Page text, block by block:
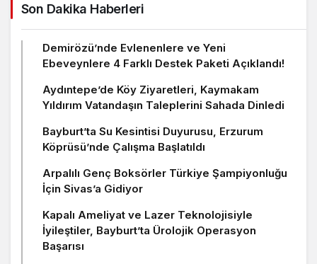
Son Dakika Haberleri
Demirözü’nde Evlenenlere ve Yeni
Ebeveynlere 4 Farklı Destek Paketi Açıklandı!
Aydıntepe’de Köy Ziyaretleri, Kaymakam
Yıldırım Vatandaşın Taleplerini Sahada Dinledi
Bayburt’ta Su Kesintisi Duyurusu, Erzurum
Köprüsü’nde Çalışma Başlatıldı
Arpalılı Genç Boksörler Türkiye Şampiyonluğu
İçin Sivas’a Gidiyor
Kapalı Ameliyat ve Lazer Teknolojisiyle
İyileştiler, Bayburt’ta Ürolojik Operasyon
Başarısı